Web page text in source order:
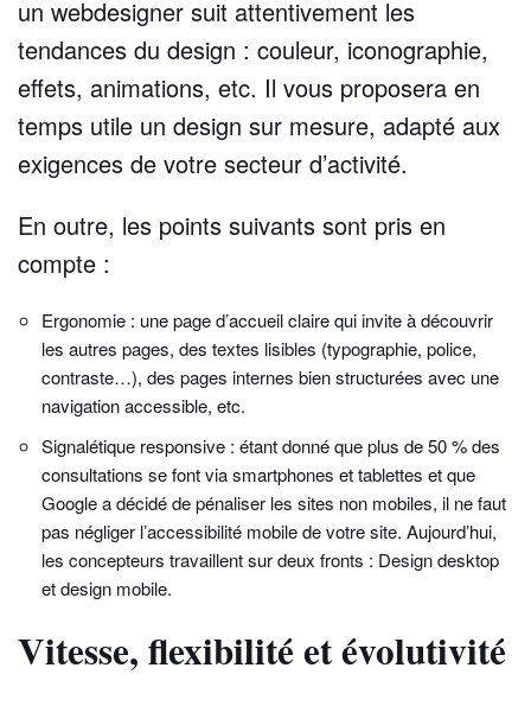
un webdesigner suit attentivement les
tendances du design : couleur, iconographie,
effets, animations, etc. Il vous proposera en
temps utile un design sur mesure, adapté aux
exigences de votre secteur d’activité.
En outre, les points suivants sont pris en
compte :
Ergonomie : une page d’accueil claire qui invite à découvrir
les autres pages, des textes lisibles (typographie, police,
contraste…), des pages internes bien structurées avec une
navigation accessible, etc.
Signalétique responsive : étant donné que plus de 50 % des
consultations se font via smartphones et tablettes et que
Google a décidé de pénaliser les sites non mobiles, il ne faut
pas négliger l’accessibilité mobile de votre site. Aujourd’hui,
les concepteurs travaillent sur deux fronts : Design desktop
et design mobile.
Vitesse, flexibilité et évolutivité